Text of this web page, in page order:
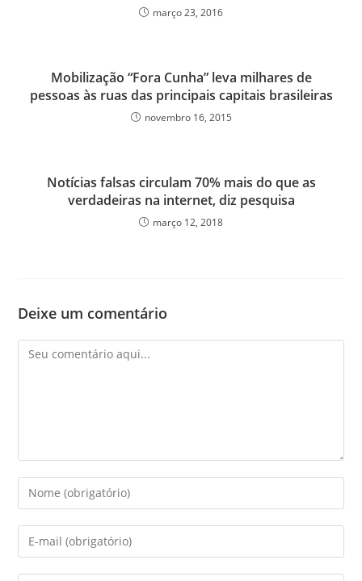
março 23, 2016
Mobilização “Fora Cunha” leva milhares de
pessoas às ruas das principais capitais brasileiras
novembro 16, 2015
Notícias falsas circulam 70% mais do que as
verdadeiras na internet, diz pesquisa
março 12, 2018
Deixe um comentário